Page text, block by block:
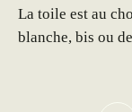
La toile est au
blanche, bis ou